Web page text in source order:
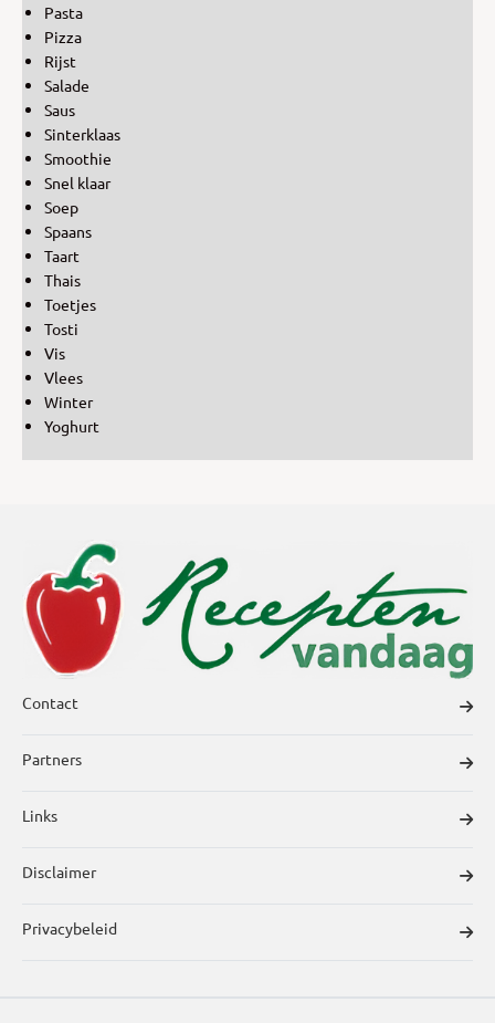
Pasta
Pizza
Rijst
Salade
Saus
Sinterklaas
Smoothie
Snel klaar
Soep
Spaans
Taart
Thais
Toetjes
Tosti
Vis
Vlees
Winter
Yoghurt
Contact
Partners
Links
Disclaimer
Privacybeleid